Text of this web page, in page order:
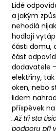
Lidé
a jakým
nehodlá
hodlají
části domu,
část
dodavatele
elektřiny,
oken, nebo
lidem
příspěvek
„Až tři sta
podporu při